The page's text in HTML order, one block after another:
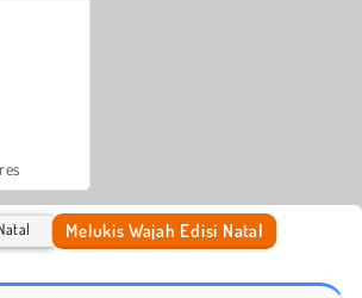
Melukis Wajah Edisi Natal